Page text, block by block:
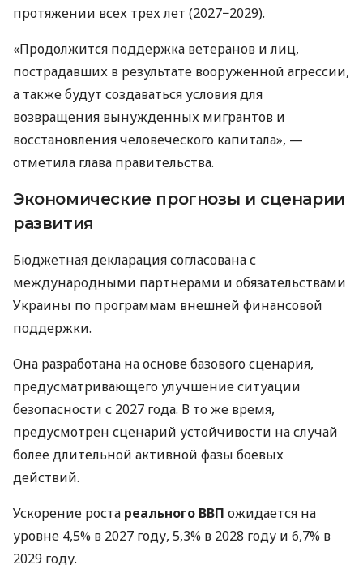
протяжении всех трех лет (2027−2029).
«Продолжится поддержка ветеранов и лиц,
пострадавших в результате вооруженной агрессии,
а также будут создаваться условия для
возвращения вынужденных мигрантов и
восстановления человеческого капитала», —
отметила глава правительства.
Экономические прогнозы и сценарии
развития
Бюджетная декларация согласована с
международными партнерами и обязательствами
Украины по программам внешней финансовой
поддержки.
Она разработана на основе базового сценария,
предусматривающего улучшение ситуации
безопасности с 2027 года. В то же время,
предусмотрен сценарий устойчивости на случай
более длительной активной фазы боевых
действий.
Ускорение роста реального ВВП ожидается на
уровне 4,5% в 2027 году, 5,3% в 2028 году и 6,7% в
2029 году.